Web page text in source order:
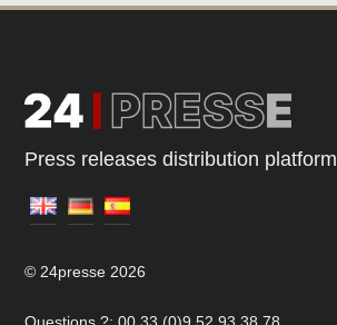
Press releases distribution platform
© 24presse 2026
Questions ?: 00 33 (0)9 52 93 38 78